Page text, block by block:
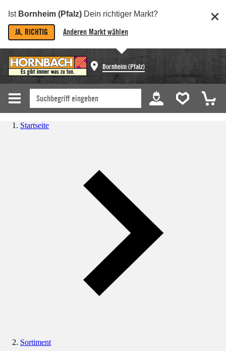
Ist Bornheim (Pfalz) Dein richtiger Markt?
JA, RICHTIG Anderen Markt wählen
Bornheim (Pfalz)
Startseite
Sortiment